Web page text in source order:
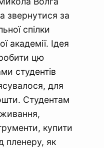
звернутися за
спілки
академії. Ідея
цю
студентів
для
Студентам
купити
пленеру, як